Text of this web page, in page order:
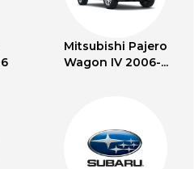
Mitsubishi Pajero
Wagon IV 2006-...